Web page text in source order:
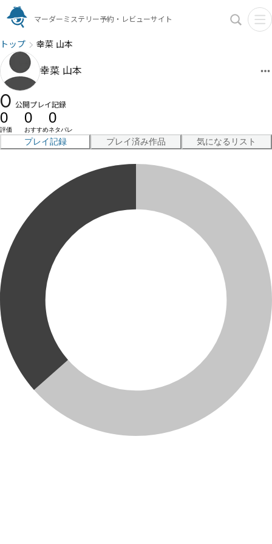
マーダーミステリー予約・レビューサイト
トップ 幸菜 山本
幸菜 山本
0 公開プレイ記録
0
評価
0
おすすめ
0
ネタバレ
プレイ記録 プレイ済み作品 気になるリスト